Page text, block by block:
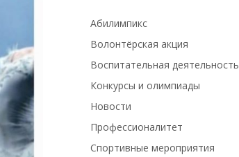
Абилимпикс
Волонтёрская акция
Воспитательная деятельность
Конкурсы и олимпиады
Новости
Профессионалитет
Спортивные мероприятия